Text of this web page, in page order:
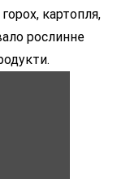
картопля,
рослинне